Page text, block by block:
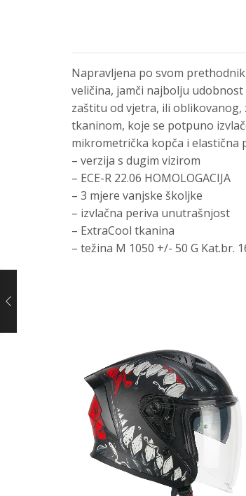
Napravljena po svom
veličina, jamči najbolju
zaštitu od vjetra, ili oblikovanog,
tkaninom, koje se potpuno
mikrometrička kopča i elastična
– verzija s dugim vizirom
– ECE-R 22.06 HOMOLOGACIJA
– 3 mjere vanjske školjke
– izvlačna periva unutrašnjost
– ExtraCool tkanina
– težina M 1050 +/- 50 G Kat.br.